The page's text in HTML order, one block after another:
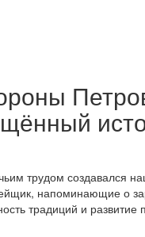
трудом создавался
напоминающие о
традиций и